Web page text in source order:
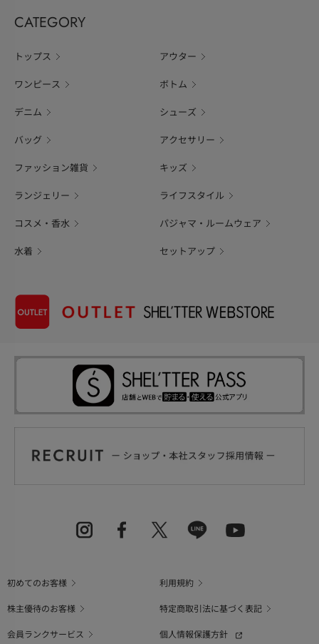
CATEGORY
トップス アウター
ワンピース ボトム
デニム シューズ
バッグ アクセサリー
ファッション雑貨 キッズ
ランジェリー ライフスタイル
コスメ・香水 パジャマ・ルームウェア
水着 セットアップ
初めてのお客様
利用規約
株主優待のお客様
特定商取引法に基づく表記
会員ランクサービス
個人情報保護方針